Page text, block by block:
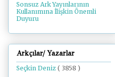
Sonsuz Ark Yayınlarının
Kullanımına İlişkin Önemli
Duyuru
Arkçılar/ Yazarlar
Seçkin Deniz ( 3858 )